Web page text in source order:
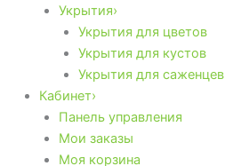
Укрытия›
Укрытия для цветов
Укрытия для кустов
Укрытия для саженцев
Кабинет›
Панель управления
Мои заказы
Моя корзина